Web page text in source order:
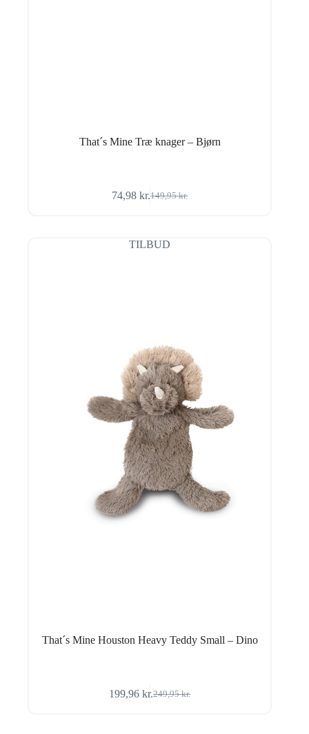
That´s Mine Træ knager – Bjørn
149,95kr.
Den
var:
149,95 kr..
74,98kr.Den
er:
74,98 kr..
TILBUD
That´s Mine Houston Heavy Teddy Small – Dino
249,95kr.
Den
199,96kr.Den